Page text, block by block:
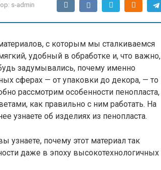
s-admin
с которым мы сталкиваемся
удобный в обработке и, что важно,
задумывались, почему именно
сферах — от упаковки до декора, — то
рассмотрим особенности пенопласта,
как правильно с ним работать. На
узнаете об изделиях из пенопласта.
узнаете, почему этот материал так
даже в эпоху высокотехнологичных